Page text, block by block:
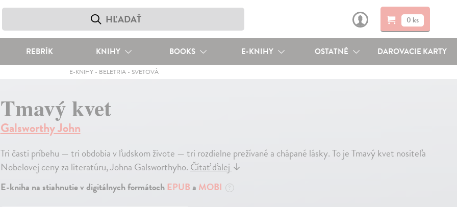
0 ks
REBRÍK KNIHY BOOKS E-KNIHY OSTATNÉ DAROVACIE KARTY
E-KNIHY - BELETRIA - SVETOVÁ
Tmavý kvet
Galsworthy John
Tri časti príbehu — tri obdobia v ľudskom živote — tri rozdielne prežívané a chápané lásky. To je Tmavý kvet nositeľa
Nobelovej ceny za literatúru, Johna Galsworthyho.Čítať ďalej↓
E-kniha na stiahnutie v digitálnych formátoch EPUBa MOBI ?